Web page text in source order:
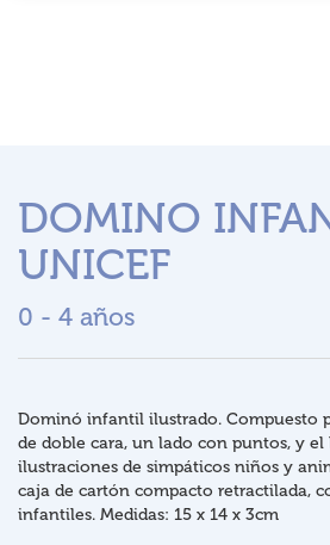
DOMINO
UNICEF
0 - 4 años
Dominó infantil ilustrado. Compuesto
de doble cara, un lado con puntos, y
ilustraciones de simpáticos niños y
caja de cartón compacto retractilada,
infantiles. Medidas: 15 x 14 x 3cm